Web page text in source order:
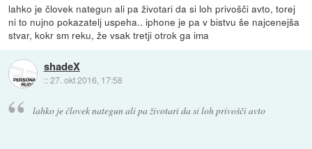
lahko je človek nategun ali pa životari da si loh privošči avto, torej
ni to nujno pokazatelj uspeha.. iphone je pa v bistvu še najcenejša
stvar, kokr sm reku, že vsak tretji otrok ga ima
shadeX
::27. okt 2016, 17:58
lahko je človek nategun ali pa životari da si loh privošči avto